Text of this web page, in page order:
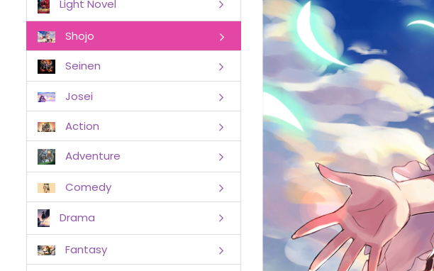
Light Novel
Shojo
Seinen
Josei
Action
Adventure
Comedy
Drama
Fantasy